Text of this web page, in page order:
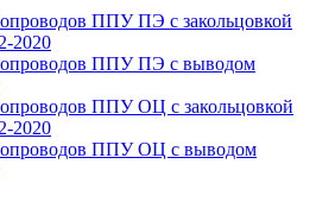
ППУ ПЭ с закольцовкой
2020
ППУ ПЭ с выводом
ППУ ОЦ с закольцовкой
2020
ППУ ОЦ с выводом